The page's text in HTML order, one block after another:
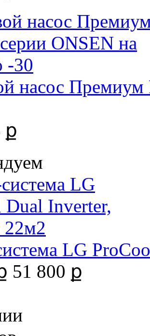
насос
ք
LG
51 800 ք